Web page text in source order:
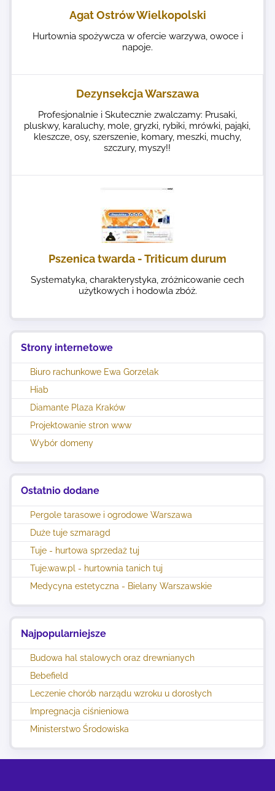
Strony internetowe
Biuro rachunkowe Ewa Gorzelak
Hiab
Diamante Plaza Kraków
Projektowanie stron www
Wybór domeny
Ostatnio dodane
Pergole tarasowe i ogrodowe Warszawa
Duże tuje szmaragd
Tuje - hurtowa sprzedaż tuj
Tuje.waw.pl - hurtownia tanich tuj
Medycyna estetyczna - Bielany Warszawskie
Najpopularniejsze
Budowa hal stalowych oraz drewnianych
Bebefield
Leczenie chorób narządu wzroku u dorosłych
Impregnacja ciśnieniowa
Ministerstwo Środowiska
Agat Ostrów Wielkopolski
Hurtownia spożywcza w ofercie warzywa, owoce i
napoje.
Dezynsekcja Warszawa
Profesjonalnie i Skutecznie zwalczamy: Prusaki,
pluskwy, karaluchy, mole, gryzki, rybiki, mrówki, pająki,
kleszcze, osy, szerszenie, komary, meszki, muchy,
szczury, myszy!!
Pszenica twarda - Triticum durum
Systematyka, charakterystyka, zróżnicowanie cech
użytkowych i hodowla zbóż.